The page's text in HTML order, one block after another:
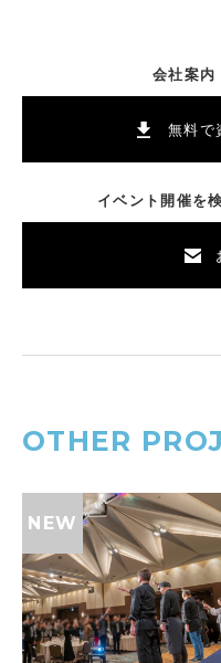
会社案内
無料で
イベント開催を
OTHER